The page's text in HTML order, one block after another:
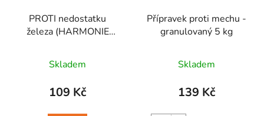
PROTI nedostatku
železa (HARMONIE
Skladem
109 Kč
Přípravek proti mechu -
granulovaný 5 kg
Skladem
139 Kč